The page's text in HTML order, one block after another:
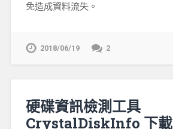
免造成資料流失。
2018/06/19 2
硬碟資訊檢測工具
CrystalDiskInfo 下載